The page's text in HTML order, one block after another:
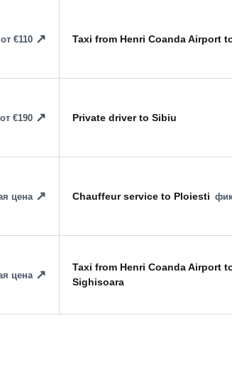
от €110 Taxi from Henri Coanda Airport
от €190 Private driver to Sibiu
цена Chauffeur service to Ploiesti
цена
Taxi from Henri Coanda Airport
Sighisoara